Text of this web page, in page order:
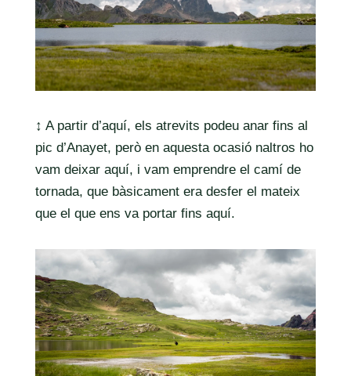
↕️ A partir d’aquí, els atrevits podeu anar fins al
pic d’Anayet, però en aquesta ocasió naltros ho
vam deixar aquí, i vam emprendre el camí de
tornada, que bàsicament era desfer el mateix
que el que ens va portar fins aquí.